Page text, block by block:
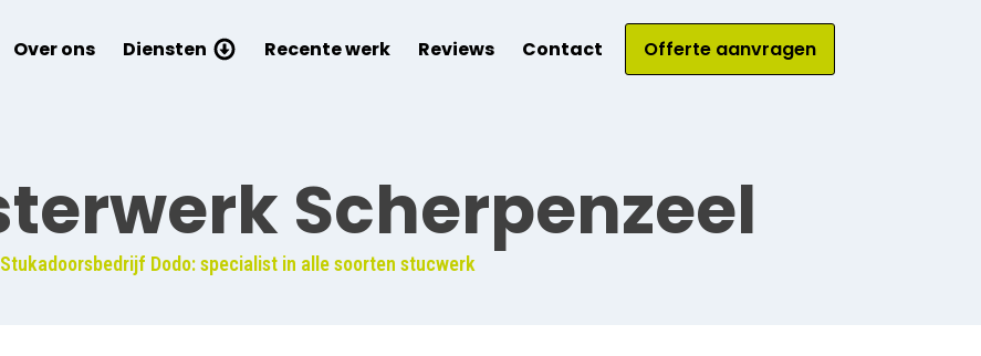
Over ons Diensten Recente werk Reviews Contact Offerte aanvragen
Scherpenzeel
Stukadoorsbedrijf Dodo: specialist in alle soorten stucwerk